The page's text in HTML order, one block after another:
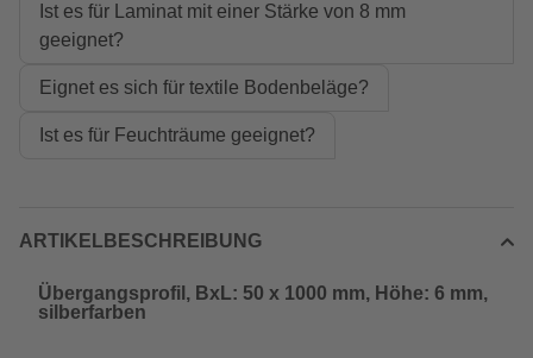
Ist es für Laminat mit einer Stärke von 8 mm
geeignet?
Eignet es sich für textile Bodenbeläge?
Ist es für Feuchträume geeignet?
ARTIKELBESCHREIBUNG
Übergangsprofil, BxL: 50 x 1000 mm, Höhe: 6 mm,
silberfarben